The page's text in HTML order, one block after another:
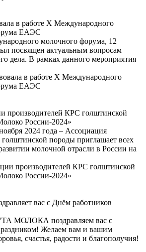
в работе X Международного
ЕАЭС
молочного форума, 12
посвящен актуальным вопросам
дела. В рамках данного мероприятия
производителей КРС голштинской
России-2024»
2024 года – Ассоциация
породы приглашает всех
молочной отрасли в России на
вас с Днём работников
МОЛОКА поздравляем вас с
Желаем вам и вашим
счастья, радости и благополучия!